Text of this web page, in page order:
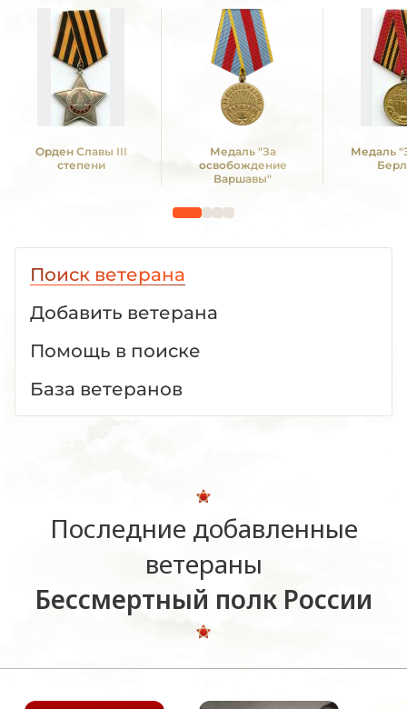
Орден Славы III
степени
Медаль "За
освобождение
Варшавы"
Медаль
Поиск ветерана
Добавить ветерана
Помощь в поиске
База ветеранов
Последние добавленные
ветераны
Бессмертный полк России